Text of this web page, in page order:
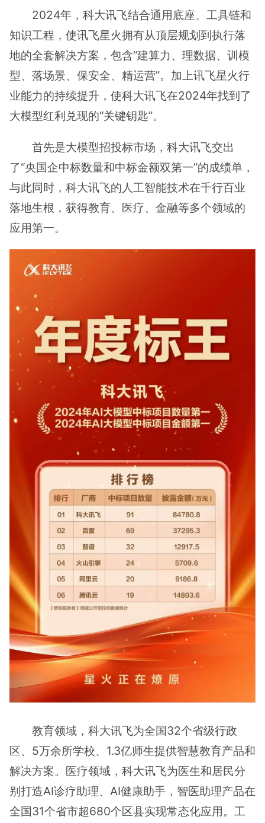
2024年，科大讯飞结合通用底座、工具链和
知识工程，使讯飞星火拥有从顶层规划到执行落
地的全套解决方案，包含“建算力、理数据、训模
型、落场景、保安全、精运营”。加上讯飞星火行
业能力的持续提升，使科大讯飞在2024年找到了
大模型红利兑现的“关键钥匙”。
首先是大模型招投标市场，科大讯飞交出
了“央国企中标数量和中标金额双第一”的成绩单，
与此同时，科大讯飞的人工智能技术在千行百业
落地生根，获得教育、医疗、金融等多个领域的
应用第一。
教育领域，科大讯飞为全国32个省级行政
区、5万余所学校、1.3亿师生提供智慧教育产品和
解决方案。医疗领域，科大讯飞为医生和居民分
别打造AI诊疗助理、AI健康助手，智医助理产品在
全国31个省市超680个区县实现常态化应用。工